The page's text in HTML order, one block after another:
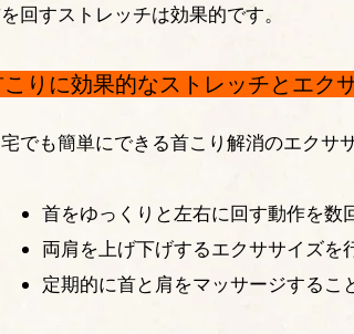
回すストレッチは効果的です。
りに効果的なストレッチとエク
でも簡単にできる首こり解消のエクサ
首をゆっくりと左右に回す動作を数
両肩を上げ下げするエクササイズを
定期的に首と肩をマッサージするこ